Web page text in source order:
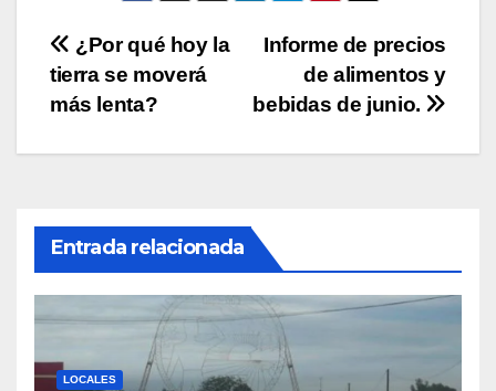
p
k
Navegación
de
entradas
Informe de precios
de alimentos y
bebidas de junio.
¿Por qué hoy la
tierra se moverá
más lenta?
Entrada relacionada
LOCALES